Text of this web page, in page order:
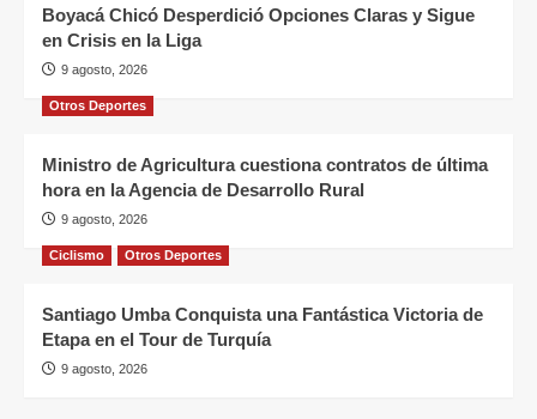
Boyacá Chicó Desperdició Opciones Claras y Sigue
en Crisis en la Liga
9 agosto, 2026
Otros Deportes
Ministro de Agricultura cuestiona contratos de última
hora en la Agencia de Desarrollo Rural
9 agosto, 2026
Ciclismo Otros Deportes
Santiago Umba Conquista una Fantástica Victoria de
Etapa en el Tour de Turquía
9 agosto, 2026